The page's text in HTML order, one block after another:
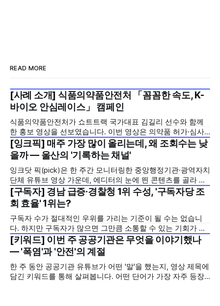
READ MORE
2026년 7월 5주
[사례 소개] 식품의약품안전처 「꼼꼼한 속도, K-
바이오 안심레이스」 캠페인
식품의약품안전처가 쇼트트랙 국가대표 김길리 선수와 함께
한 홍보 영상을 선보였습니다. 이번 영상은 의약품 허가·심사
기간을 기존 420일에서 240일로 단축한 정책을 국민에게 쉽
고 친근하게 알리기 위해 제작한 것으로, 딱딱하게 느껴질 수
있는 규제 정책을, 빙판 위에서 빠른 스피드와 꼼꼼한 준비를
모두 갖춘 김길리 선수의 이미지에 빗대어 풀어낸 것이 특징입
니다. '빠르지만
2026년 7월 5주
[잉크픽] 매주 가장 많이 올리는데, 왜 조회수는 낮
을까 — 울산의 '기록하는 채널'
잉크닷 픽(pick)은 한 주간 모니터링한 중앙행정기관·광역자치
단체 유튜브 영상 가운데, 에디터의 눈에 띈 콘텐츠를 골라 그
시도와 의미를 들여다보는 코너입니다. 조회수 순위표 맨 위에
오르지는 못했지만, 다른 채널이 가지 않은 길을 택한 콘텐츠
를 소개합니다. 이번 주는 특정 영상 한 편이 아니라, 채널 하나
의 '변화'를 이야기하려
2026년 7월 5주
[구독자] 경남 급증·경찰청 1위 수성, '구독자당 조
회 효율' 1위는?
구독자 수가 절대적인 우위를 가리는 기준이 될 수는 없습니
다. 하지만 구독자가 많으면 그만큼 소통할 수 있는 기회가 많
아집니다. 소통은 곧 채널의 신뢰로 이어집니다. 억지로 구독
자를 확보하기보다는 소통하는, 그래서 충성도 높은 구독자를
다수 확보하길 바라는 마음을 담아, 중앙행정기관과 광역자치
단체 유튜브 채널의 구독자를 월 단위로 분석합니다. 중앙행정
기관과 광역자치단체 유튜브 채널의 구독자를 통합하여
2026년 7월 5주
[키워드] 이번 주 공공기관은 무엇을 이야기했나
— '폭염'과 '안전'의 계절
한 주 동안 공공기관 유튜브가 어떤 '말'을 했는지, 영상 제목에
담긴 키워드를 통해 살펴봅니다. 어떤 단어가 가장 자주 등장